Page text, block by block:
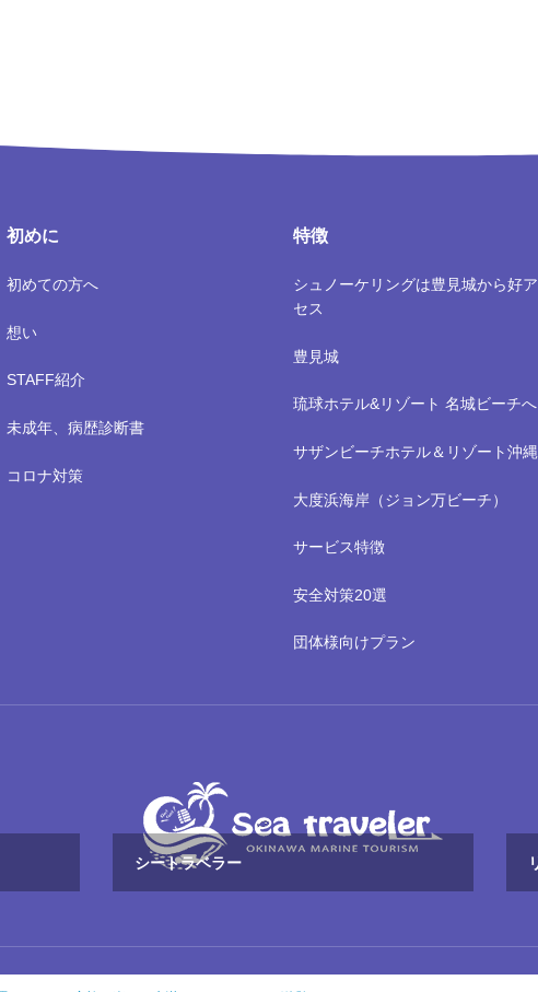
初めに
初めての方へ
想い
STAFF紹介
未成年、病歴診断書
コロナ対策
特徴
シュノーケリングは豊見城から好
セス
豊見城
琉球ホテル&リゾート 名城ビーチへ
サザンビーチホテル＆リゾート沖縄
大度浜海岸（ジョン万ビーチ）
サービス特徴
安全対策20選
団体様向けプラン
シートラベラー